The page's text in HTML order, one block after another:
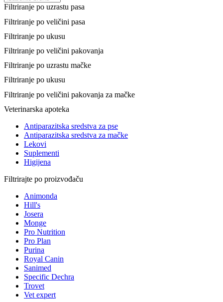
Filtriranje po uzrastu pasa
Filtriranje po veličini pasa
Filtriranje po ukusu
Filtriranje po veličini pakovanja
Filtriranje po uzrastu mačke
Filtriranje po ukusu
Filtriranje po veličini pakovanja za mačke
Veterinarska apoteka
Antiparazitska sredstva za pse
Antiparazitska sredstva za mačke
Lekovi
Suplementi
Higijena
Filtrirajte po proizvođaču
Animonda
Hill's
Josera
Monge
Pro Nutrition
Pro Plan
Purina
Royal Canin
Sanimed
Specific Dechra
Trovet
Vet expert